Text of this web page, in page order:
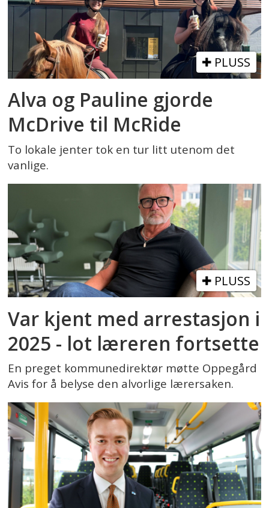
PLUSS
Alva og Pauline gjorde
McDrive til McRide
To lokale jenter tok en tur litt utenom det
vanlige.
PLUSS
Var kjent med arrestasjon i
2025 - lot læreren fortsette
En preget kommunedirektør møtte Oppegård
Avis for å belyse den alvorlige lærersaken.